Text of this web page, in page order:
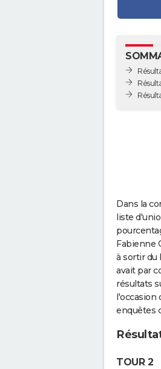
Dans la
liste
Fabienne
à sortir du
avait par
résultats
l'occasion
enquêtes
TOUR 2